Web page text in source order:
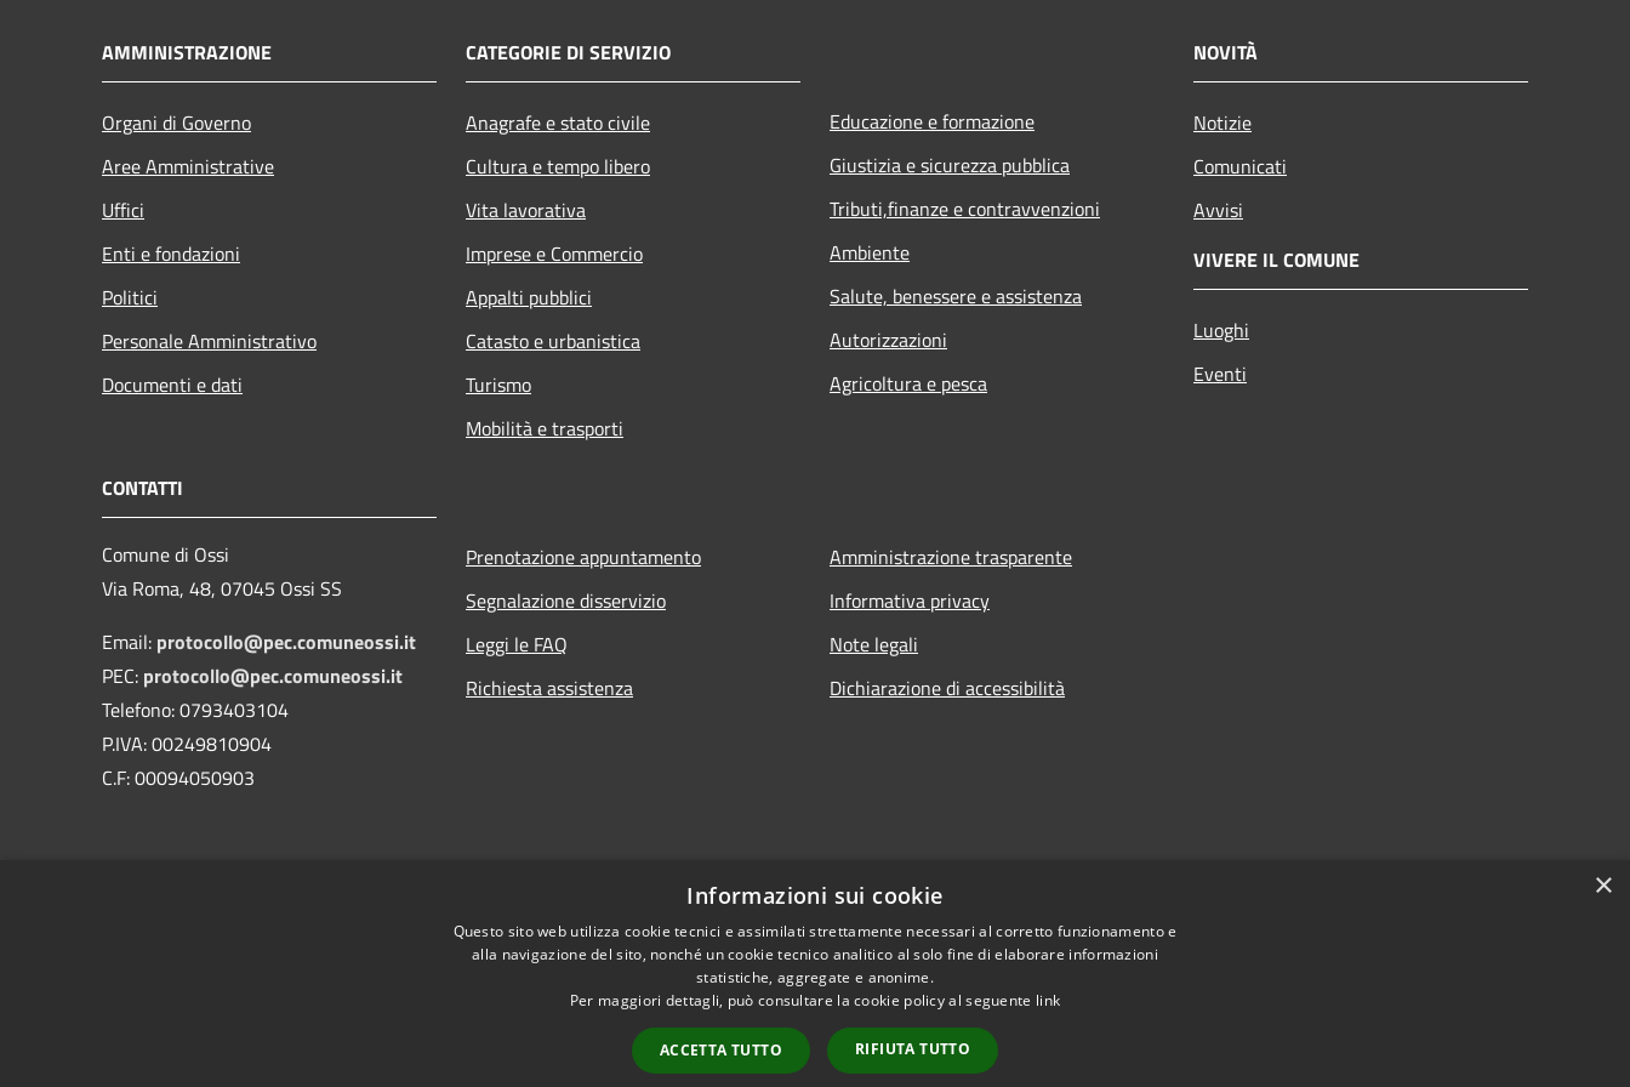
AMMINISTRAZIONE
Organi di Governo
Aree Amministrative
Uffici
Enti e fondazioni
Politici
Personale Amministrativo
Documenti e dati
CATEGORIE DI SERVIZIO
Anagrafe e stato civile
Cultura e tempo libero
Vita lavorativa
Imprese e Commercio
Appalti pubblici
Catasto e urbanistica
Turismo
Mobilità e trasporti
Educazione e formazione
Giustizia e sicurezza pubblica
Tributi,finanze e contravvenzioni
Ambiente
Salute, benessere e assistenza
Autorizzazioni
Agricoltura e pesca
NOVITÀ
Notizie
Comunicati
Avvisi
VIVERE IL COMUNE
Luoghi
Eventi
CONTATTI
Comune di Ossi
Via Roma, 48, 07045 Ossi SS
Email: protocollo@pec.comuneossi.it
PEC: protocollo@pec.comuneossi.it
Telefono: 0793403104
P.IVA: 00249810904
C.F: 00094050903
Prenotazione appuntamento
Segnalazione disservizio
Leggi le FAQ
Richiesta assistenza
Amministrazione trasparente
Informativa privacy
Note legali
Dichiarazione di accessibilità
×
Informazioni sui cookie
Questo sito web utilizza cookie tecnici e assimilati strettamente necessari al corretto funzionamento e
alla navigazione del sito, nonché un cookie tecnico analitico al solo fine di elaborare informazioni
statistiche, aggregate e anonime.
Per maggiori dettagli, può consultare la cookie policy al seguente link
ACCETTA TUTTO RIFIUTA TUTTO